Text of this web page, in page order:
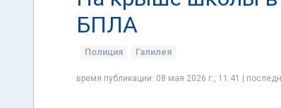
БПЛА
Полиция Галилея
время публикации: 08 мая 2026 г., 11:41 |